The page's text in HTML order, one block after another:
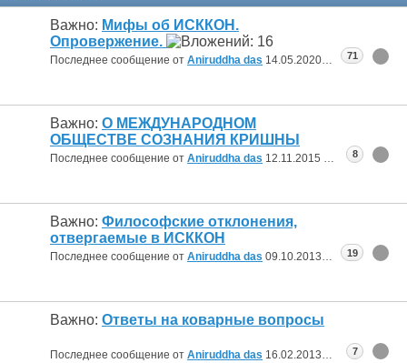
Важно: Мифы об ИСККОН.
Опровержение.
Последнее сообщение от Aniruddha das 14.05.2020 14:1571
Важно: О МЕЖДУНАРОДНОМ
ОБЩЕСТВЕ СОЗНАНИЯ КРИШНЫ
Последнее сообщение от Aniruddha das 12.11.2015 12:528
Важно: Философские отклонения,
отвергаемые в ИСККОН
Последнее сообщение от Aniruddha das 09.10.2013 18:1519
Важно: Ответы на коварные вопросы
Последнее сообщение от Aniruddha das 16.02.2013 08:237